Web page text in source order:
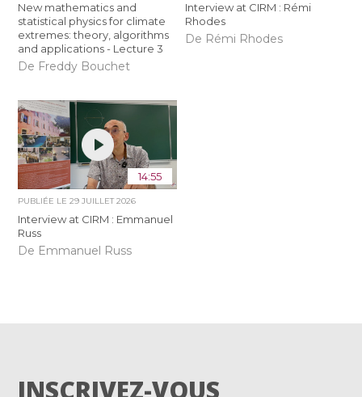
New mathematics and
statistical physics for climate
extremes: theory, algorithms
and applications - Lecture 3
De Freddy Bouchet
Interview at CIRM : Rémi
Rhodes
De Rémi Rhodes
14:55
PUBLIÉE LE29 JUILLET 2026
Interview at CIRM : Emmanuel
Russ
De Emmanuel Russ
INSCRIVEZ-VOUS